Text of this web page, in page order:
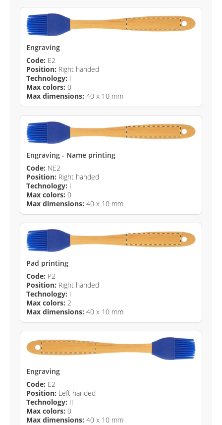
Engraving
Code: E2
Position: Right handed
Technology: I
Max colors: 0
Max dimensions: 40 x 10 mm
Engraving - Name printing
Code: NE2
Position: Right handed
Technology: I
Max colors: 0
Max dimensions: 40 x 10 mm
Pad printing
Code: P2
Position: Right handed
Technology: I
Max colors: 2
Max dimensions: 40 x 10 mm
Engraving
Code: E2
Position: Left handed
Technology: II
Max colors: 0
Max dimensions: 40 x 10 mm